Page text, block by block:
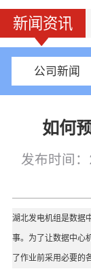
新闻资讯
公司新闻
如何
发布时间
湖北发电机组是数据
事。为了让数据中心
了作业前采用必要的